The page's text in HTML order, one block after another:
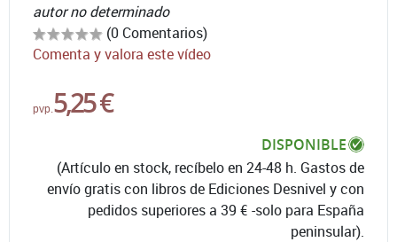
autor no determinado
(0 Comentarios)
Comenta y valora este vídeo
pvp. 5,25 €
DISPONIBLE
(Artículo en stock, recíbelo en 24-48 h. Gastos de
envío gratis con libros de Ediciones Desnivel y con
pedidos superiores a 39 € -solo para España
peninsular).